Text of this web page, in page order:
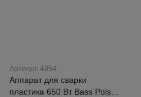
Артикул: 4854
Аппарат для сварки
пластика 650 Вт Bass Polska